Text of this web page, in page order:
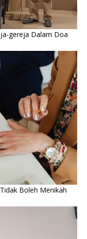
gereja Dalam Doa
Boleh Menikah